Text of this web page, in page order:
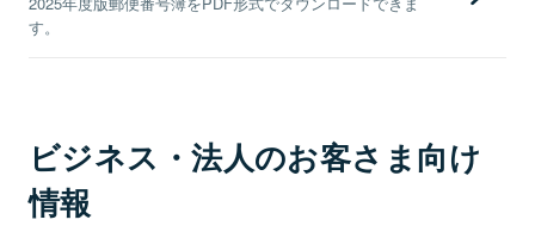
す。
ビジネス・法人のお客さま向け
情報